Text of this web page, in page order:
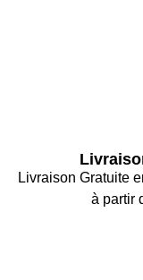
Livraison Gratuite
à partir